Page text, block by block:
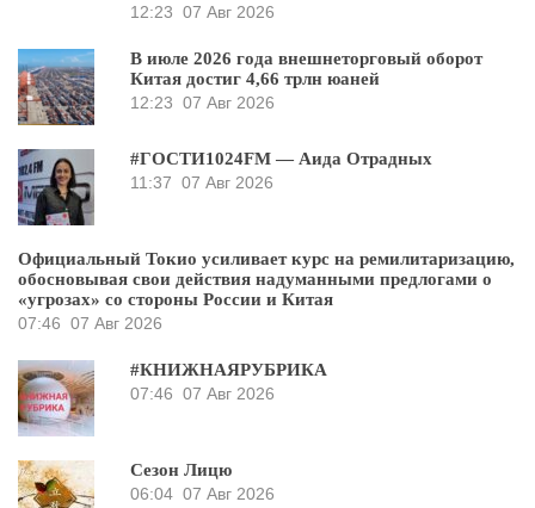
12:23 07 Авг 2026
В июле 2026 года внешнеторговый оборот
Китая достиг 4,66 трлн юаней
12:23 07 Авг 2026
#ГОСТИ1024FM — Аида Отрадных
11:37 07 Авг 2026
Официальный Токио усиливает курс на ремилитаризацию,
обосновывая свои действия надуманными предлогами о
«угрозах» со стороны России и Китая
07:46 07 Авг 2026
#КНИЖНАЯРУБРИКА
07:46 07 Авг 2026
Сезон Лицю
06:04 07 Авг 2026